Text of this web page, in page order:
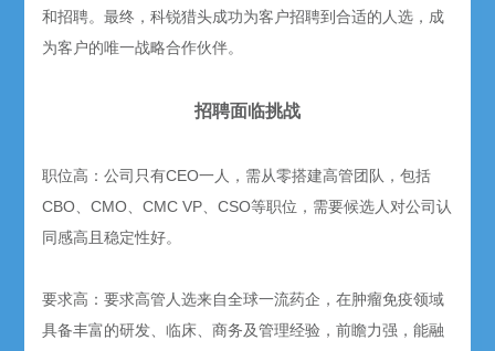
和招聘。最终，科锐猎头成功为客户招聘到合适的人选，成
为客户的唯一战略合作伙伴。
招聘面临挑战
职位高：公司只有CEO一人，需从零搭建高管团队，包括
CBO、CMO、CMC VP、CSO等职位，需要候选人对公司认
同感高且稳定性好。
要求高：要求高管人选来自全球一流药企，在肿瘤免疫领域
具备丰富的研发、临床、商务及管理经验，前瞻力强，能融